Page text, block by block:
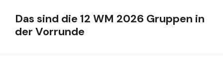
Das sind die 12 WM 2026 Gruppen in
der Vorrunde